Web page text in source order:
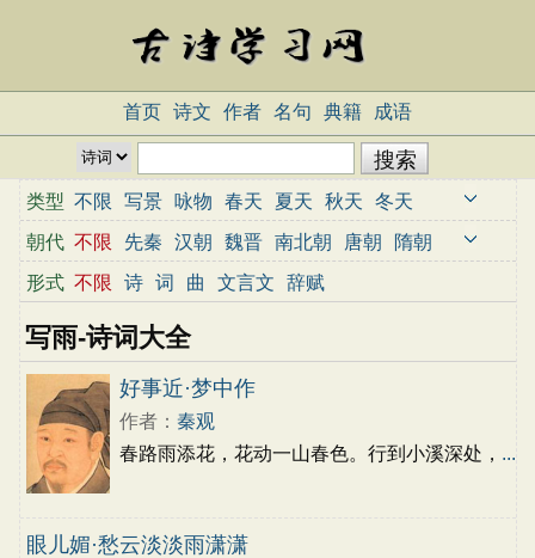
首页 诗文 作者 名句 典籍 成语
类型 不限 写景 咏物 春天 夏天 秋天
冬天
写雨
写雪 写风 写花 梅花 荷花
菊花
柳树 月亮 山水 写山 写水 长江
黄河
儿童 写鸟 写马 田园 边塞 地名 抒情
爱国 离别 送别
哲理 闺怨 悼亡 写人 老师 母亲 友情
战争
读书 惜时 婉约
节日
春节 元宵节
七夕节
中秋节 重阳节 忧国忧民
咏史怀古
古文观止
辞赋精选
朝代 不限 先秦 汉朝 魏晋 南北朝 唐朝
隋朝
宋朝
元朝 明朝 清朝 近代
形式 不限 诗 词 曲 文言文 辞赋
写雨-诗词大全
好事近·梦中作
作者： 秦观
春路雨添花，花动一山春色。行到小溪深处， ...
眼儿媚·愁云淡淡雨潇潇